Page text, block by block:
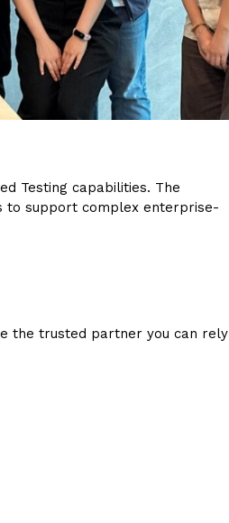
Testing capabilities. The
to support complex enterprise-
the trusted partner you can rely